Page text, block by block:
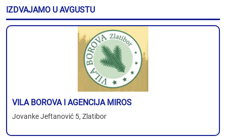
IZDVAJAMO U AVGUSTU
VILA BOROVA I AGENCIJA MIROS
Jovanke Jeftanović 5, Zlatibor